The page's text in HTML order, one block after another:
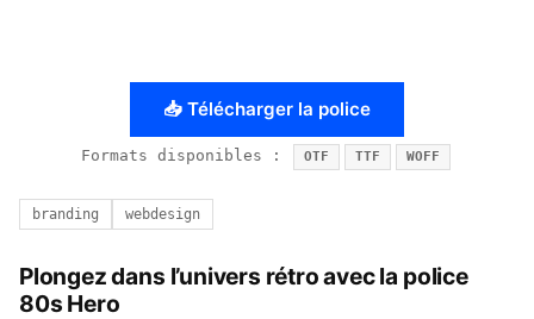
📥 Télécharger la police
Formats disponibles : OTF TTF WOFF
branding webdesign
Plongez dans l’univers rétro avec la police
80s Hero